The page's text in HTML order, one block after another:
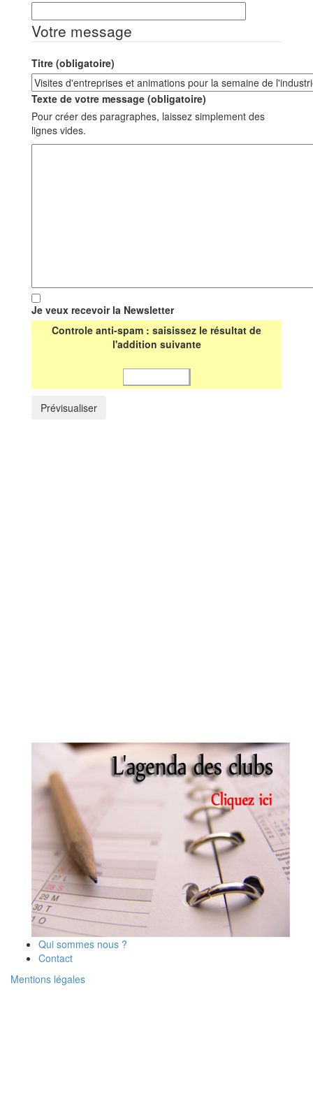
Votre message
Titre (obligatoire)
Texte de votre message (obligatoire)
Pour créer des paragraphes, laissez simplement des
lignes vides.
Je veux recevoir la Newsletter
Controle anti-spam : saisissez le résultat de
l'addition suivante
Qui sommes nous ?
Contact
Mentions légales